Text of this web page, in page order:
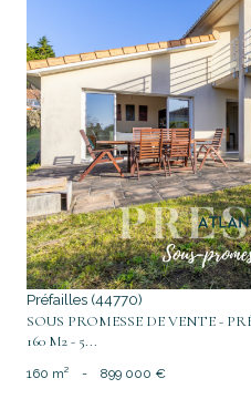
voir le
Préfailles (44770)
SOUS PROMESSE DE VENTE -
160 M2 - 5...
160 m² - 899 000 €